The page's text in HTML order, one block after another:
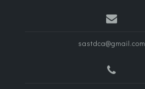
sastdca@gmail.com